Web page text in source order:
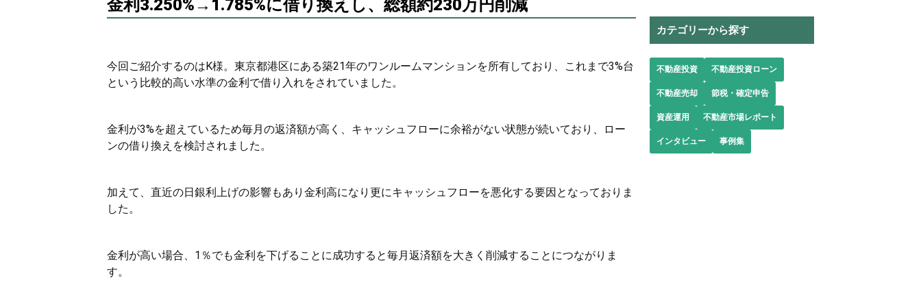
金利3.250%→1.785%に借り換えし、総額約230万円削減
今回ご紹介するのはK様。東京都港区にある築21年のワンルームマンションを所有しており、これまで3%台
という比較的高い水準の金利で借り入れをされていました。
金利が3%を超えているため毎月の返済額が高く、キャッシュフローに余裕がない状態が続いており、ロー
ンの借り換えを検討されました。
加えて、直近の日銀利上げの影響もあり金利高になり更にキャッシュフローを悪化する要因となっておりま
した。
金利が高い場合、1％でも金利を下げることに成功すると毎月返済額を大きく削減することにつながりま
す。
カテゴリーから探す
不動産投資 不動産投資ローン
不動産売却 節税・確定申告
資産運用 不動産市場レポート
インタビュー 事例集